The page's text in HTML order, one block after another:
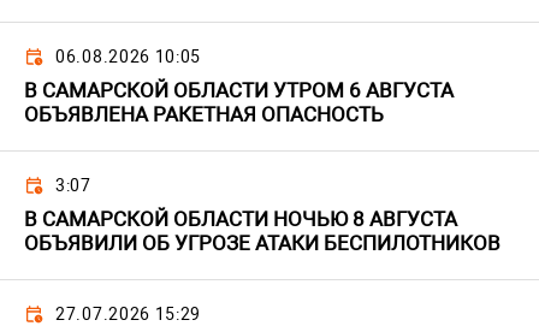
06.08.2026 10:05
В САМАРСКОЙ ОБЛАСТИ УТРОМ 6 АВГУСТА
ОБЪЯВЛЕНА РАКЕТНАЯ ОПАСНОСТЬ
3:07
В САМАРСКОЙ ОБЛАСТИ НОЧЬЮ 8 АВГУСТА
ОБЪЯВИЛИ ОБ УГРОЗЕ АТАКИ БЕСПИЛОТНИКОВ
27.07.2026 15:29